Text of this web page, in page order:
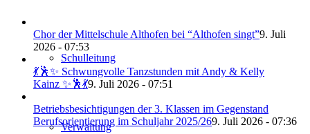
Schulleitung
Verwaltung
Chor der Mittelschule Althofen bei “Althofen singt”9. Juli
2026 - 07:53
💃🕺✨ Schwungvolle Tanzstunden mit Andy & Kelly
Kainz ✨🕺💃9. Juli 2026 - 07:51
Betriebsbesichtigungen der 3. Klassen im Gegenstand
Berufsorientierung im Schuljahr 2025/269. Juli 2026 - 07:36